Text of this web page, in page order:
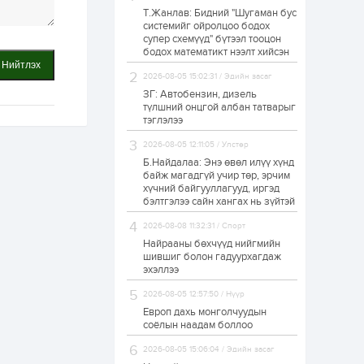
Нийтлэх
Б.Хулан дэлхийн
аварга боллоо
1 өдөр 0
Р.Даваадорж: Энэ
намрын экспортын
юм
1 өдөр 0 2
Автомашины улсын
дугаар сондгой
тоогоор төгссөн бол
өнөөдөр шатахуун
1 өдөр 0
тулгамдаж буй
асуудлуудыг долоо
хоног бүр Засгийн
газрын...
Т.Жанлав: Бидний "Шугаман бус
системийг ойролцоо бодох
супер схемүүд" бүтээл тооцон
бодох математикт нээлт хийсэн
2026-08-05 15:02:31 / Эдийн засаг
ЗГ: Автобензин, дизель
түлшний онцгой албан татварыг
тэглэлээ
2026-08-05 12:11:05 / Улстөр
Б.Найдалаа: Энэ өвөл илүү хүнд
байж магадгүй учир төр, эрчим
хүчний байгууллагууд, иргэд
бэлтгэлээ сайн хангах нь зүйтэй
2026-08-08 11:32:31 / Спорт
Найрааны бөхчүүд нийгмийн
шившиг болон гадуурхагдаж
эхэллээ
2026-08-05 12:57:50 / Нүүр
Европ дахь монголчуудын
соёлын наадам боллоо
2026-08-05 15:06:04 / Эдийн засаг